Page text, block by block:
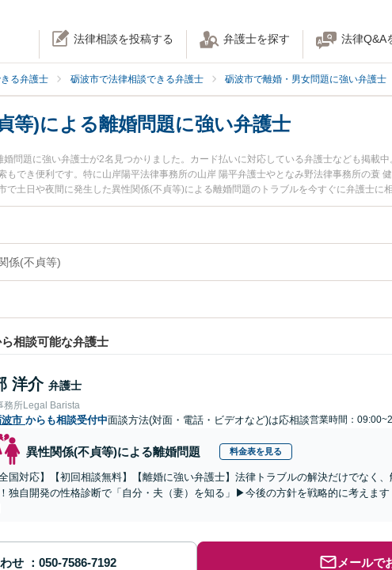
法律相談を投稿する 弁護士を探す 法律Q&A
る弁護士 砺波市で法律相談できる弁護士 砺波市で離婚・男女問題に強い弁護士
等)による離婚問題に強い弁護士
問題に強い弁護士が2名見つかりました。カード払いに対応している弁護士なども掲載
もでき便利です。特に山岸陽平法律事務所の山岸 陽平弁護士やとなみ野法律事務所の蓑
で土日や夜間に発生した異性関係(不貞等)による離婚問題のトラブルを今すぐに弁護士に
士を検索したい』『初回相談無料で異性関係(不貞等)による離婚問題を法律相談できる砺
係(不貞等)
相談可能な弁護士
洋介 弁護士
務所Legal Barista
市 からも相談受付中面談方法(対面・電話・ビデオなど)は応相談営業時間：
異性関係(不貞等)による離婚問題 料金表を見る
全国対応】【初回相談無料】【離婚に強い弁護士】法律トラブルの解決だけでなく
独自開発の性格診断で「自分・夫（妻）を知る」▶︎今後の方針を戦略的に考えま
せ メールで